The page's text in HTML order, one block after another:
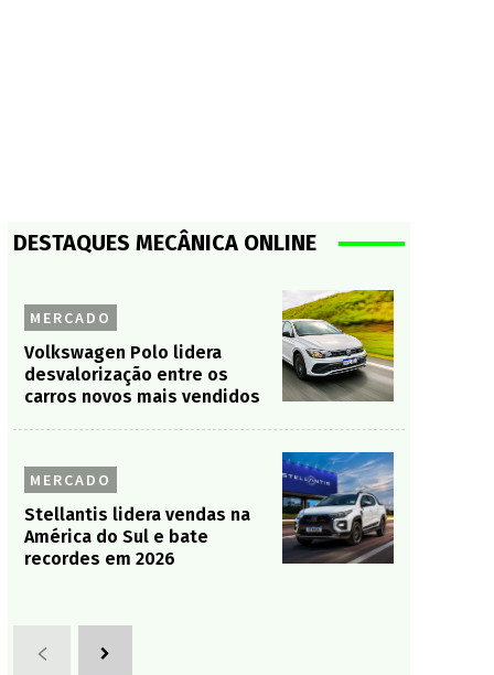
DESTAQUES MECÂNICA ONLINE
MERCADO
Volkswagen Polo lidera
desvalorização entre os
carros novos mais vendidos
MERCADO
Stellantis lidera vendas na
América do Sul e bate
recordes em 2026